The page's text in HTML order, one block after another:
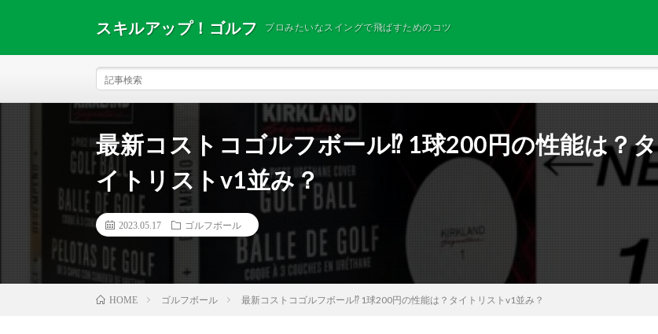
スキルアップ！ゴルフ プロみたいなスイングで飛ばすためのコツ
最新コストコゴルフボール⁉︎ 1球200円の性能は？タ
イトリストv1並み？
2023.05.17 ゴルフボール
HOME ゴルフボール 最新コストコゴルフボール⁉︎ 1球200円の性能は？タイトリストv1並み？